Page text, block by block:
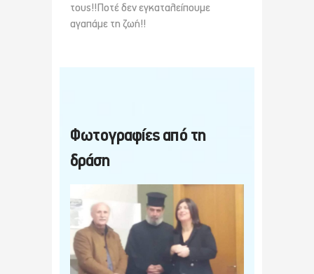
τους!!Ποτέ δεν εγκαταλείπουμε
αγαπάμε τη ζωή!!
Φωτογραφίες από τη
δράση